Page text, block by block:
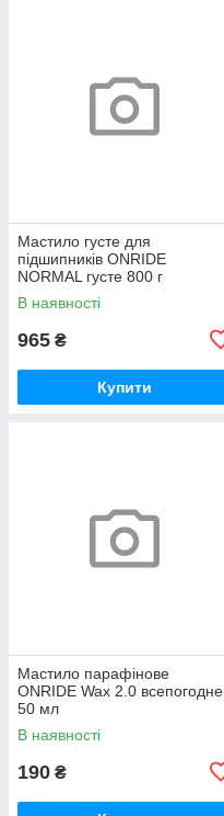
Мастило густе для
підшипників ONRIDE
NORMAL густе 800 г
(металева банка)
В наявності
965 ₴
Купити
Мастило парафінове
ONRIDE Wax 2.0 всепогодне
50 мл
В наявності
190 ₴